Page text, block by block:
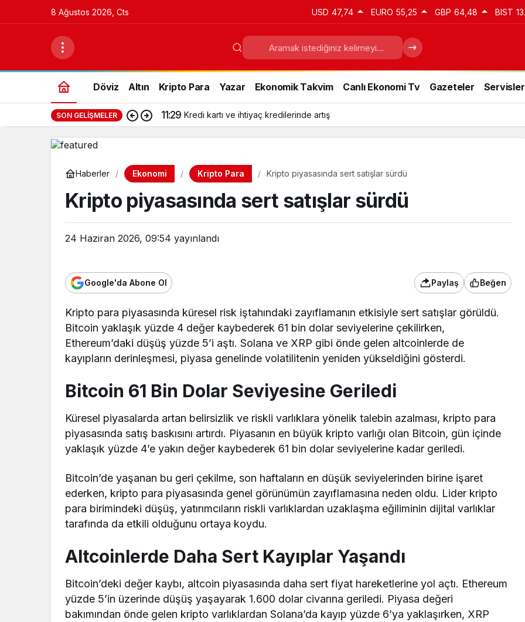
8 Ağustos 2026, Cts USD 47,74 EURO 55,25 GBP 64,48 BIST
Döviz Altın Kripto Para Yazar Ekonomik Takvim Canlı Ekonomi Tv Gazeteler Servisler
SON GELIŞMELER 11:29 Kredi kartı ve ihtiyaç kredilerinde artış
Haberler Ekonomi Kripto Para Kripto piyasasında sert satışlar sürdü
Kripto piyasasında sert satışlar sürdü
24 Haziran 2026, 09:54 yayınlandı
Google'da Abone Ol Paylaş Beğen
Kripto para piyasasında küresel risk iştahındaki zayıflamanın etkisiyle sert satışlar görüldü.
Bitcoin yaklaşık yüzde 4 değer kaybederek 61 bin dolar seviyelerine çekilirken,
Ethereum’daki düşüş yüzde 5’i aştı. Solana ve XRP gibi önde gelen altcoinlerde de
kayıpların derinleşmesi, piyasa genelinde volatilitenin yeniden yükseldiğini gösterdi.
Bitcoin 61 Bin Dolar Seviyesine Geriledi
Küresel piyasalarda artan belirsizlik ve riskli varlıklara yönelik talebin azalması, kripto para
piyasasında satış baskısını artırdı. Piyasanın en büyük kripto varlığı olan Bitcoin, gün içinde
yaklaşık yüzde 4’e yakın değer kaybederek 61 bin dolar seviyelerine kadar geriledi.
Bitcoin’de yaşanan bu geri çekilme, son haftaların en düşük seviyelerinden birine işaret
ederken, kripto para piyasasında genel görünümün zayıflamasına neden oldu. Lider kripto
para birimindeki düşüş, yatırımcıların riskli varlıklardan uzaklaşma eğiliminin dijital varlıklar
tarafında da etkili olduğunu ortaya koydu.
Altcoinlerde Daha Sert Kayıplar Yaşandı
Bitcoin’deki değer kaybı, altcoin piyasasında daha sert fiyat hareketlerine yol açtı. Ethereum
yüzde 5’in üzerinde düşüş yaşayarak 1.600 dolar civarına geriledi. Piyasa değeri
bakımından önde gelen kripto varlıklardan Solana’da kayıp yüzde 6’ya yaklaşırken, XRP